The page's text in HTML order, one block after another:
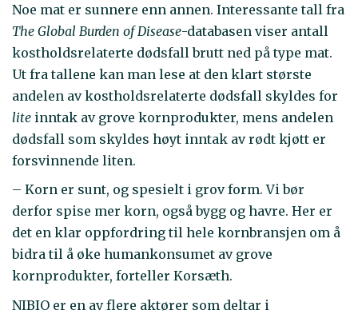
Noe mat er sunnere enn annen. Interessante tall fra
The Global Burden of Disease-databasen viser antall
kostholdsrelaterte dødsfall brutt ned på type mat.
Ut fra tallene kan man lese at den klart største
andelen av kostholdsrelaterte dødsfall skyldes for
lite inntak av grove kornprodukter, mens andelen
dødsfall som skyldes høyt inntak av rødt kjøtt er
forsvinnende liten.
– Korn er sunt, og spesielt i grov form. Vi bør
derfor spise mer korn, også bygg og havre. Her er
det en klar oppfordring til hele kornbransjen om å
bidra til å øke humankonsumet av grove
kornprodukter, forteller Korsæth.
NIBIO er en av flere aktører som deltar i